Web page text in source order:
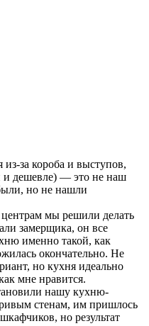
за короба и выступов,
и дешевле) — это не наш
но не нашли
мы решили делать
замерщика, он все
именно такой, как
окончательно. Не
но кухня идеально
мне нравится.
нашу кухню-
стенам, им пришлось
но результат